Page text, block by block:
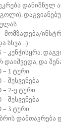
დანიშნულ
მომზადება/
სხვა…)
– კენჭისყრა.
დაიშვედა, და
– 1 ტური
– შესვენება
– 2-ე ტური
– შესვენება
– 3 ტური